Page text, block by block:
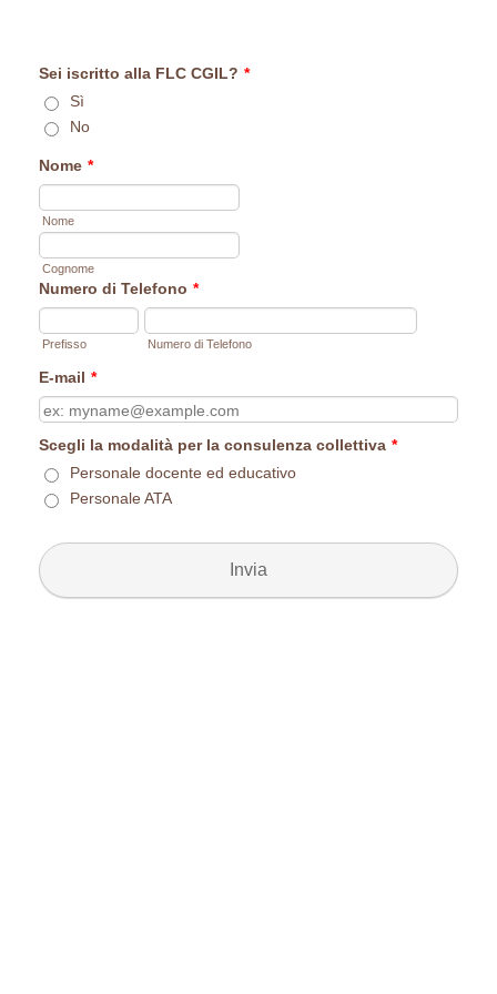
Sei iscritto alla FLC CGIL? *
Sì
No
Nome *
Nome
Cognome
Numero di Telefono *
Prefisso Numero di Telefono
E-mail *
Scegli la modalità per la consulenza collettiva *
Personale docente ed educativo
Personale ATA
Invia